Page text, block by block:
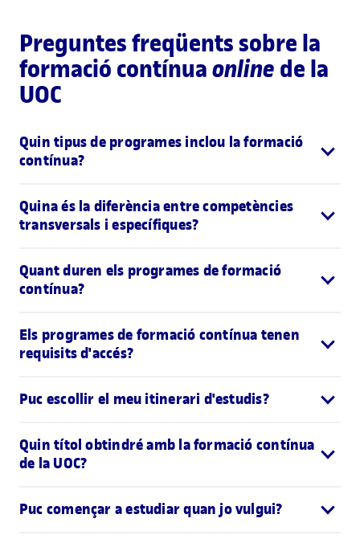
Preguntes freqüents sobre la
formació contínuaonline de la
UOC
Quin tipus de programes inclou la formació
contínua?
Quina és la diferència entre competències
transversals i específiques?
Quant duren els programes de formació
contínua?
Els programes de formació contínua tenen
requisits d'accés?
Puc escollir el meu itinerari d'estudis?
Quin títol obtindré amb la formació contínua
de la UOC?
Puc començar a estudiar quan jo vulgui?